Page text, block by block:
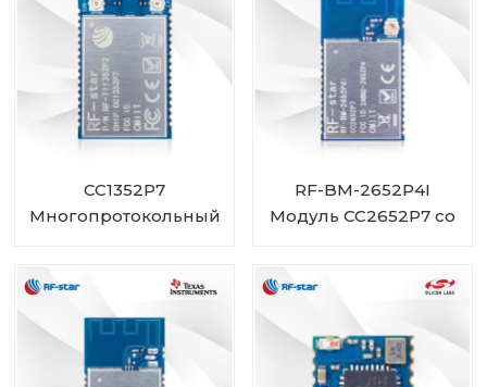
CC1352P7
Многопротокольный
менее 1 ГГц и 2,4 ГГц
RF-TI1352P2
RF-BM-2652P4I
Модуль CC2652P7 со